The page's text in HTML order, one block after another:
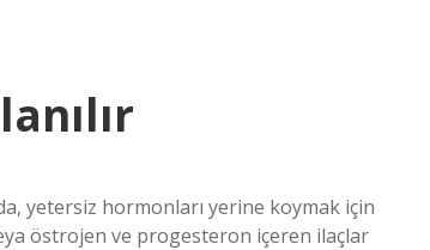
yetersiz hormonları yerine koymak için
östrojen ve progesteron içeren ilaçlar